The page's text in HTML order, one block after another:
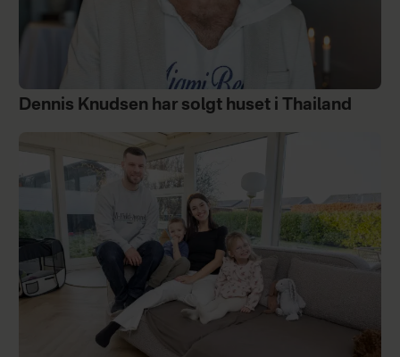
Dennis Knudsen har solgt huset i Thailand